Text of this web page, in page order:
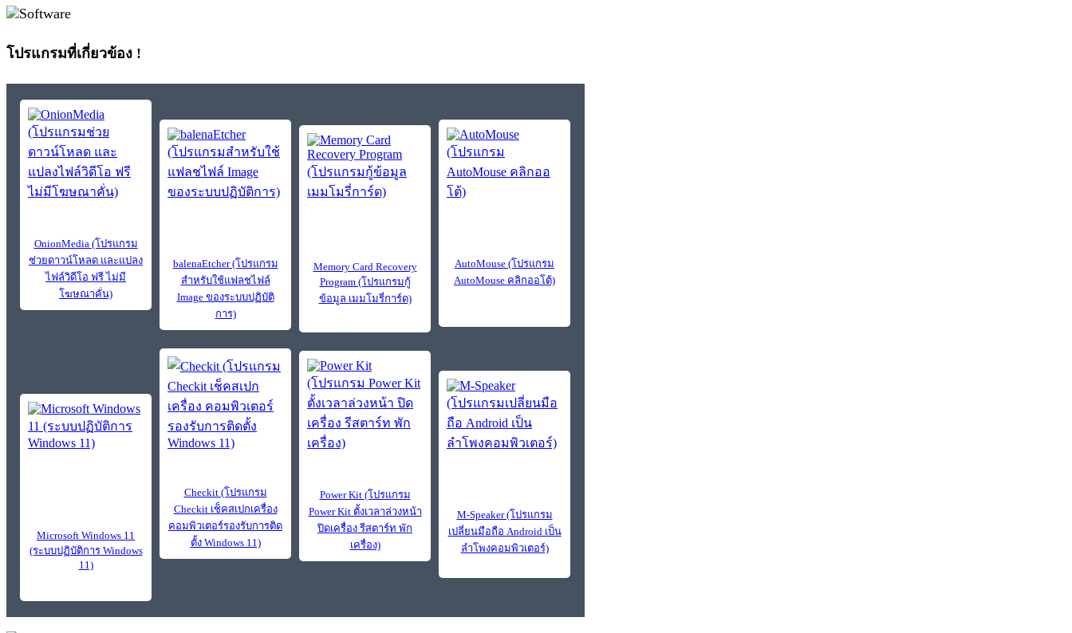
โปรแกรมที่เกี่ยวข้อง !
OnionMedia (โปรแกรม
ช่วยดาวน์โหลด และแปลง
ไฟล์วิดีโอ ฟรี ไม่มี
โฆษณาคั่น)
balenaEtcher (โปรแกรม
สำหรับใช้แฟลชไฟล์
Image ของระบบปฏิบัติ
การ)
Memory Card Recovery
Program (โปรแกรมกู้
ข้อมูล เมมโมรี่การ์ด)
AutoMouse (โปรแกรม
AutoMouse คลิกออโต้)
Microsoft Windows 11
(ระบบปฏิบัติการ Windows
11)
Checkit (โปรแกรม
Checkit เช็คสเปกเครื่อง
คอมพิวเตอร์รองรับการติด
ตั้ง Windows 11)
Power Kit (โปรแกรม
Power Kit ตั้งเวลาล่วงหน้า
ปิดเครื่อง รีสตาร์ท พัก
เครื่อง)
M-Speaker (โปรแกรม
เปลี่ยนมือถือ Android เป็น
ลำโพงคอมพิวเตอร์)